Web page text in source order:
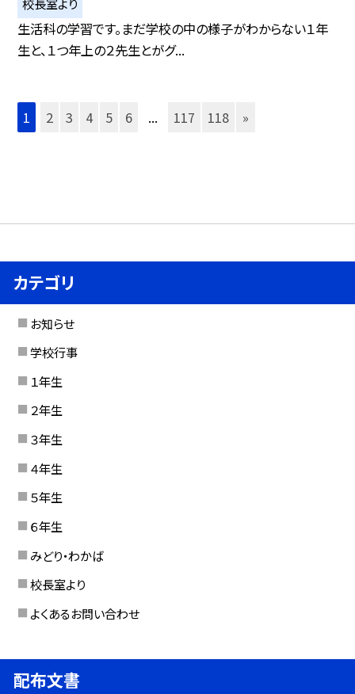
生活科の学習です。まだ学校の中の様子がわからない１年
生と、１つ年上の２先生とがグ...
1 2 3 4 5 6 ... 117 118 »
カテゴリ
お知らせ
学校行事
１年生
２年生
３年生
４年生
５年生
６年生
みどり・わかば
校長室より
よくあるお問い合わせ
配布文書